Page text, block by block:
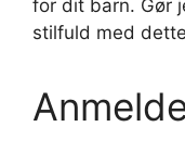
for dit barn. Gør
stilfuld med